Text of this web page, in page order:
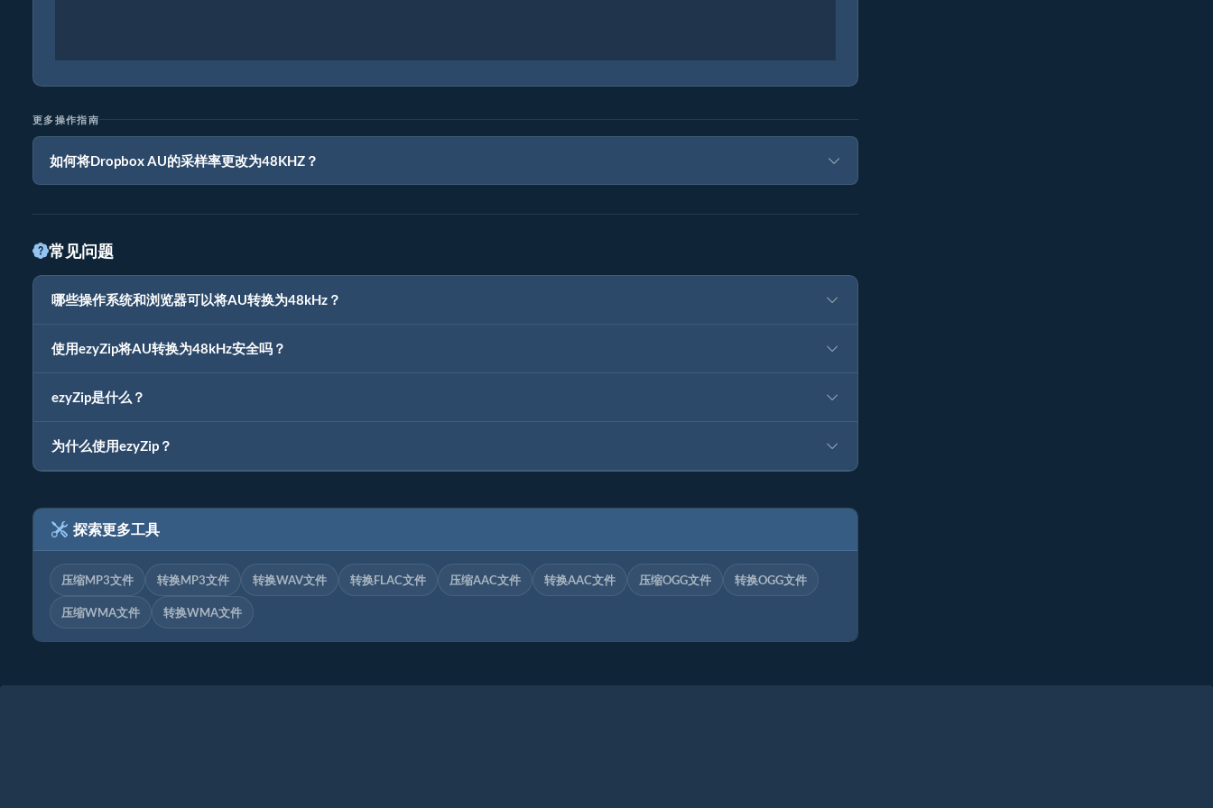
更多操作指南
如何将Dropbox AU的采样率更改为48KHZ？
常见问题
哪些操作系统和浏览器可以将AU转换为48kHz？
使用ezyZip将AU转换为48kHz安全吗？
ezyZip是什么？
为什么使用ezyZip？
探索更多工具
压缩MP3文件 转换MP3文件 转换WAV文件 转换FLAC文件 压缩AAC文件 转换AAC文件 压缩OGG文件 转换OGG文件
压缩WMA文件 转换WMA文件